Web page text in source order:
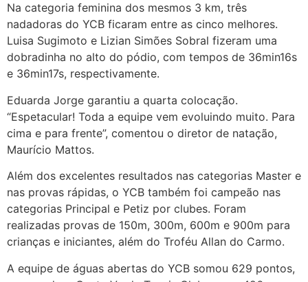
Na categoria feminina dos mesmos 3 km, três
nadadoras do YCB ficaram entre as cinco melhores.
Luisa Sugimoto e Lizian Simões Sobral fizeram uma
dobradinha no alto do pódio, com tempos de 36min16s
e 36min17s, respectivamente.
Eduarda Jorge garantiu a quarta colocação.
“Espetacular! Toda a equipe vem evoluindo muito. Para
cima e para frente”, comentou o diretor de natação,
Maurício Mattos.
Além dos excelentes resultados nas categorias Master e
nas provas rápidas, o YCB também foi campeão nas
categorias Principal e Petiz por clubes. Foram
realizadas provas de 150m, 300m, 600m e 900m para
crianças e iniciantes, além do Troféu Allan do Carmo.
A equipe de águas abertas do YCB somou 629 pontos,